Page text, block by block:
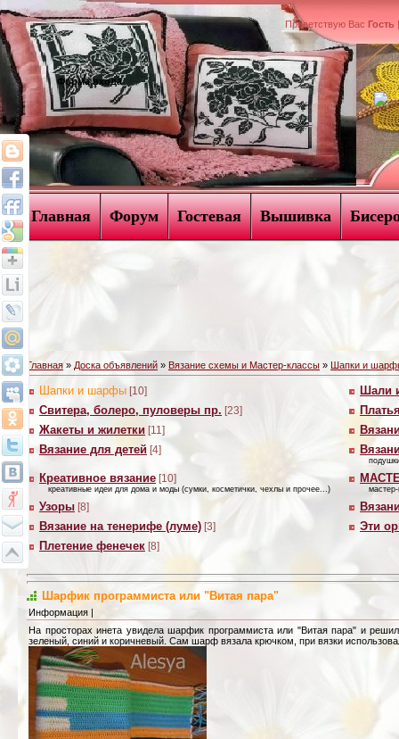
Форма входа
Приветствую Вас Гость
Главная Форум Гостевая Вышивка
Главная » Доска объявлений » Вязание схемы и Мастер-классы » Шапки и
Шапки и шарфы [10]
Шали
Свитера, болеро, пуловеры пр. [23]
Жакеты и жилетки [11]
Вязание для детей [4]
Креативное вязание [10]
креативные идеи для дома и моды (сумки, косметички, чехлы и прочее...)
Узоры [8]
Вязание на тенерифе (луме) [3]
Эти
Плетение фенечек [8]
Шарфик программиста или "Витая пара"
Информация |
На просторах инета увидела шарфик программиста или "Витая пара" и
зеленый, синий и коричневый. Сам шарф вязала крючком, при вязки